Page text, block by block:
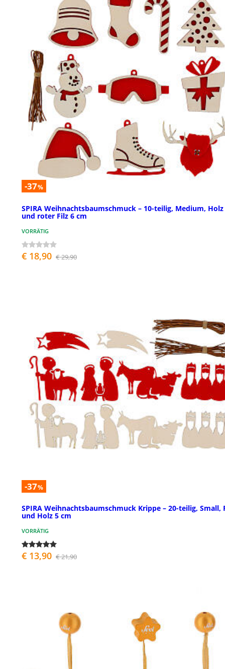
-37%
SPIRA Weihnachtsbaumschmuck – 10-teilig, Medium, Holz
und roter Filz 6 cm
VORRÄTIG
€ 18,90 € 29,90
-37%
SPIRA Weihnachtsbaumschmuck Krippe – 20-teilig, Small,
und Holz 5 cm
VORRÄTIG
€ 13,90 € 21,90